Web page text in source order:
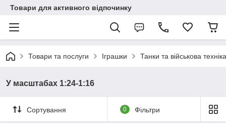
Товари для активного відпочинку
Товари та послуги Іграшки Танки та військова техніка
У масштабах 1:24-1:16
Сортування 0 Фільтри